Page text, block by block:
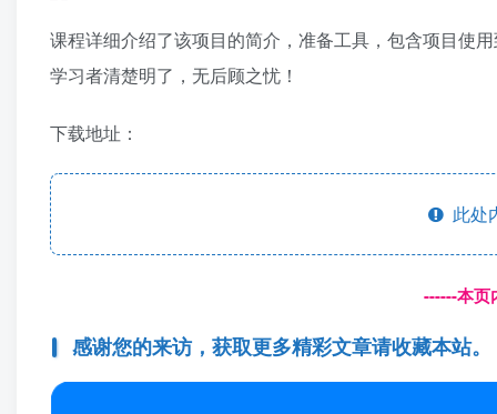
课程详细介绍了该项目的简介，准备工具，包含项目使
学习者清楚明了，无后顾之忧！
下载地址：
此处
------本页
感谢您的来访，获取更多精彩文章请收藏本站。